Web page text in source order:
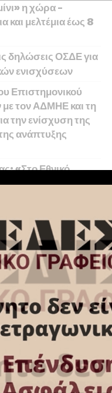
η χώρα –
και μελτέμια έως 8
δηλώσεις ΟΣΔΕ για
ενισχύσεων
Επιστημονικού
τον ΑΔΜΗΕ και τη
την ενίσχυση της
ανάπτυξης
«Στο Εθνικό
η αναβάθμιση
Πάρου»
των Μανώλη
, καθώς και των
Δήμου,
και Δημήτρη
ζήτημα